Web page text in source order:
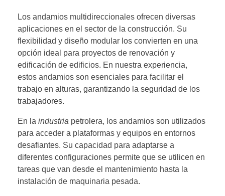
Los andamios multidireccionales ofrecen diversas
aplicaciones en el sector de la construcción. Su
flexibilidad y diseño modular los convierten en una
opción ideal para proyectos de renovación y
edificación de edificios. En nuestra experiencia,
estos andamios son esenciales para facilitar el
trabajo en alturas, garantizando la seguridad de los
trabajadores.
En la industria petrolera, los andamios son utilizados
para acceder a plataformas y equipos en entornos
desafiantes. Su capacidad para adaptarse a
diferentes configuraciones permite que se utilicen en
tareas que van desde el mantenimiento hasta la
instalación de maquinaria pesada.